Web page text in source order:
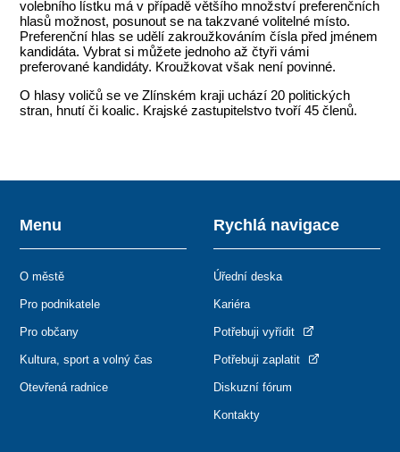
volebního lístku má v případě většího množství preferenčních
hlasů možnost, posunout se na takzvané volitelné místo.
Preferenční hlas se udělí zakroužkováním čísla před jménem
kandidáta. Vybrat si můžete jednoho až čtyři vámi
preferované kandidáty. Kroužkovat však není povinné.
O hlasy voličů se ve Zlínském kraji uchází 20 politických
stran, hnutí či koalic. Krajské zastupitelstvo tvoří 45 členů.
Menu
O městě
Pro podnikatele
Pro občany
Kultura, sport a volný čas
Otevřená radnice
Rychlá navigace
Úřední deska
Kariéra
Potřebuji vyřídit
Potřebuji zaplatit
Diskuzní fórum
Kontakty